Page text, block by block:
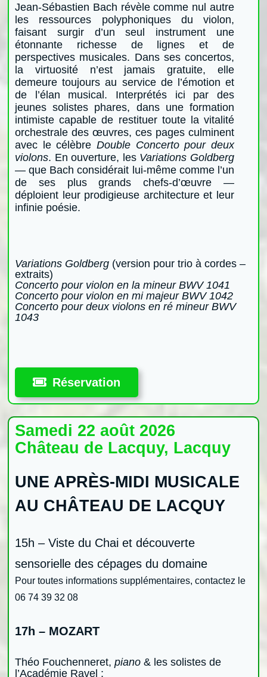
Jean-Sébastien Bach révèle comme nul autre
les ressources polyphoniques du violon,
faisant surgir d’un seul instrument une
étonnante richesse de lignes et de
perspectives musicales. Dans ses concertos,
la virtuosité n’est jamais gratuite, elle
demeure toujours au service de l’émotion et
de l’élan musical. Interprétés ici par des
jeunes solistes phares, dans une formation
intimiste capable de restituer toute la vitalité
orchestrale des œuvres, ces pages culminent
avec le célèbre Double Concerto pour deux
violons. En ouverture, les Variations Goldberg
— que Bach considérait lui-même comme l’un
de ses plus grands chefs‑d’œuvre —
déploient leur prodigieuse architecture et leur
infinie poésie.
Variations Goldberg (version pour trio à cordes –
extraits)
Concerto pour violon en la mineur BWV 1041
Concerto pour violon en mi majeur BWV 1042
Concerto pour deux violons en ré mineur BWV
1043
Réservation
Samedi 22 août 2026
Château de Lacquy, Lacquy
UNE APRÈS-MIDI MUSICALE
AU CHÂTEAU DE LACQUY
15h –Viste du Chai et découverte
sensorielle des cépages du domaine
Pour toutes informations supplémentaires, contactez le
06 74 39 32 08
17h – MOZART
Théo Fouchenneret,piano& les solistes de
l’Académie Ravel :